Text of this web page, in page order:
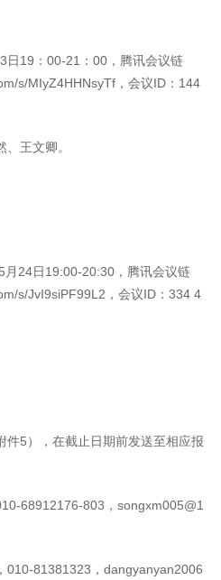
日19：00-21：00，腾讯会议链
s/MIyZ4HHNsyTf，会议ID：144
王文卿。
24日19:00-20:30，腾讯会议链
s/JvI9siPF99L2，会议ID：334 4
件5），在截止日期前发送至相应报
68912176-803，songxm005@1
010-81381323，dangyanyan2006